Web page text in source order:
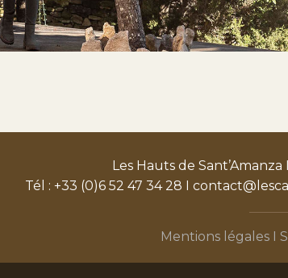
Les Hauts de
Tél : +33 (0)6 52 47 34 28 I
Mentions légales I